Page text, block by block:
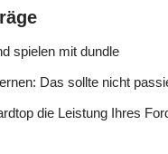
spielen mit dundle
Das sollte nicht
die Leistung Ihres